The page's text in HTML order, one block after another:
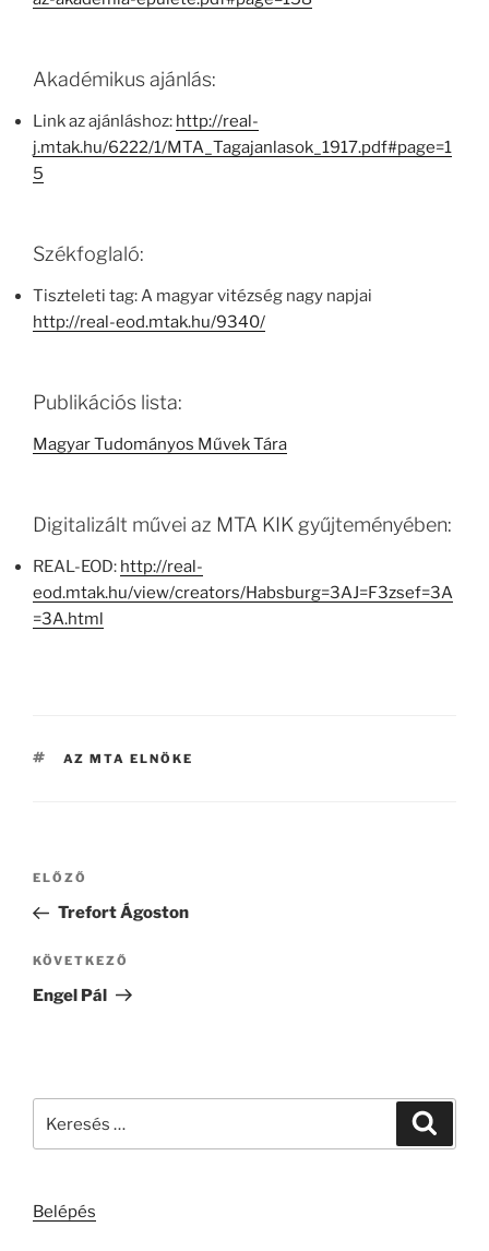
Akadémikus ajánlás:
Link az ajánláshoz: http://real-
j.mtak.hu/6222/1/MTA_Tagajanlasok_1917.pdf#page=1
5
Székfoglaló:
Tiszteleti tag: A magyar vitézség nagy napjai
http://real-eod.mtak.hu/9340/
Publikációs lista:
Magyar Tudományos Művek Tára
Digitalizált művei az MTA KIK gyűjteményében:
REAL-EOD: http://real-
eod.mtak.hu/view/creators/Habsburg=3AJ=F3zsef=3A
=3A.html
CÍMKÉK
AZ MTA ELNÖKE
Bejegyzés
navigáció
Korábbi
bejegyzés
ELŐZŐ
Trefort Ágoston
Következő
bejegyzés
KÖVETKEZŐ
Engel Pál
Belépés